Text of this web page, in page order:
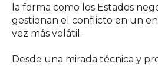
la forma como los Estados
gestionan el conflicto en un
vez más volátil.
Desde una mirada técnica y